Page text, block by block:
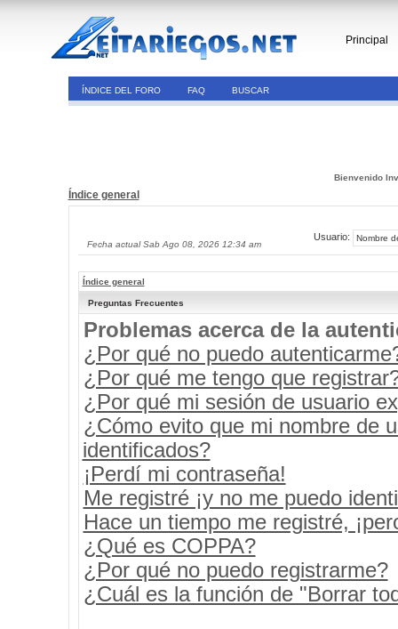
Principal
ÍNDICE DEL FORO FAQ BUSCAR
Bienvenido
Índice general
Fecha actual Sab Ago 08, 2026 12:34 am
Usuario:
Índice general
Preguntas Frecuentes
Problemas acerca de la
¿Por qué no puedo
¿Por qué me tengo que
¿Por qué mi sesión de usuario
¿Cómo evito que mi nombre de
identificados?
¡Perdí mi contraseña!
Me registré ¡y no me puedo
Hace un tiempo me registré,
¿Qué es COPPA?
¿Por qué no puedo registrarme?
¿Cuál es la función de "Borrar